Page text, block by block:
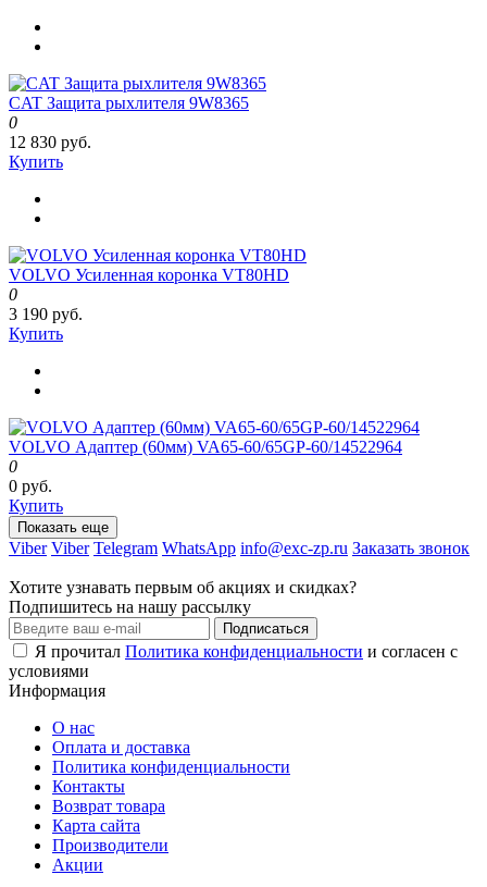
CAT Защита рыхлителя 9W8365
0
12 830 руб.
Купить
VOLVO Усиленная коронка VT80HD
0
3 190 руб.
Купить
VOLVO Адаптер (60мм) VA65-60/65GP-60/14522964
0
0 руб.
Купить
Показать еще
Viber Viber Telegram WhatsApp info@exc-zp.ru Заказать звонок
Хотите узнавать первым об акциях и скидках?
Подпишитесь на нашу рассылку
Подписаться
Я прочитал Политика конфиденциальности и согласен с
условиями
Информация
О нас
Оплата и доставка
Политика конфиденциальности
Контакты
Возврат товара
Карта сайта
Производители
Акции